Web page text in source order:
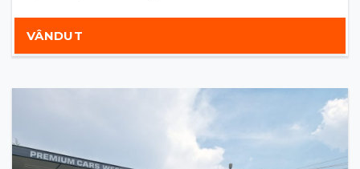
VÂNDUT